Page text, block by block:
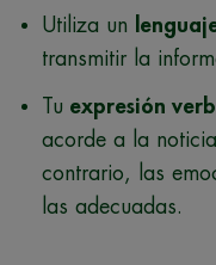
Utiliza un
transmitir la
Tu expresión
acorde a la
contrario, las
las adecuadas.